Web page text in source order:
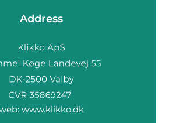
Address
www.klikko.dk